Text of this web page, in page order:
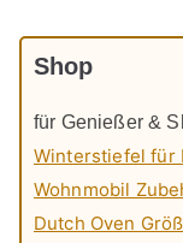
Shop
für Genießer &
Winterstiefel für
Wohnmobil
Dutch Oven